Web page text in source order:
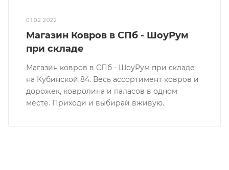
01.02.2022
Магазин Ковров в СПб - ШоуРум
при складе
Магазин ковров в СПб - ШоуРум при складе
на Кубинской 84. Весь ассортимент ковров и
дорожек, ковролина и паласов в одном
месте. Приходи и выбирай вживую.